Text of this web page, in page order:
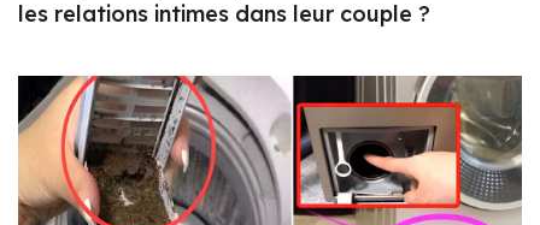
les relations intimes dans leur couple ?